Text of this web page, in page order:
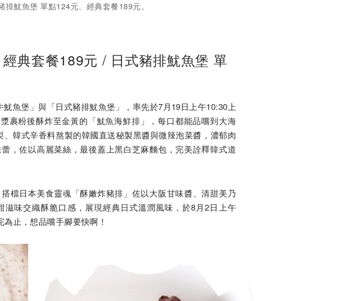
魷魚堡 單點124元、經典套餐189元。
典套餐189元 / 日式豬排魷魚堡 單
魚堡」與「日式豬排魷魚堡」，率先於7月19日上午10:30上
裹粉後酥炸至金黃的「魷魚海鮮排」，每口都能品嚐到大海
韓式辛香料熬製的韓國直送秘製黑醬與微辣泡菜醬，濃郁肉
，佐以高麗菜絲，最後蓋上黑白芝麻麵包，完美詮釋韓式道
檔日本美食靈魂「酥嫩炸豬排」佐以大阪甘味醬、清甜美乃
味交織酥脆口感，展現經典日式溫潤風味，於8月2日上午
止，想品嚐手腳要快啊！